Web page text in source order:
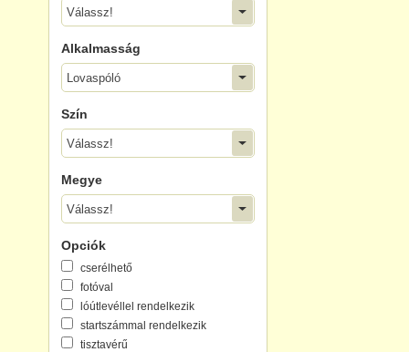
Válassz!
Alkalmasság
Lovaspóló
Szín
Válassz!
Megye
Válassz!
Opciók
cserélhető
fotóval
lóútlevéllel rendelkezik
startszámmal rendelkezik
tisztavérű